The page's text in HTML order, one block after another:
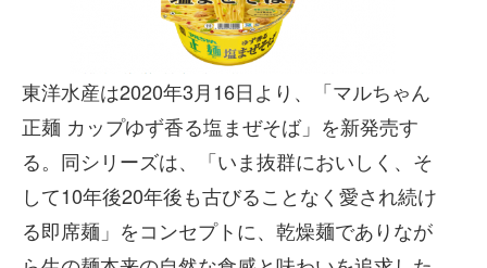
東洋水産は2020年3月16日より、「マルちゃん
正麺 カップゆず香る塩まぜそば」を新発売す
る。同シリーズは、「いま抜群においしく、そ
して10年後20年後も古びることなく愛され続け
る即席麺」をコンセプトに、乾燥麺でありなが